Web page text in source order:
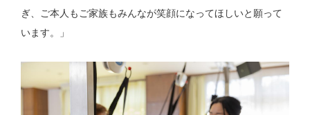
ぎ、ご本人もご家族もみんなが笑顔になってほしいと願って
います。」